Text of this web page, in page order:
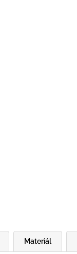
Materiál